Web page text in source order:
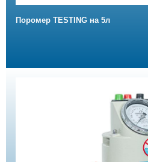
Поромер TESTING на 5л